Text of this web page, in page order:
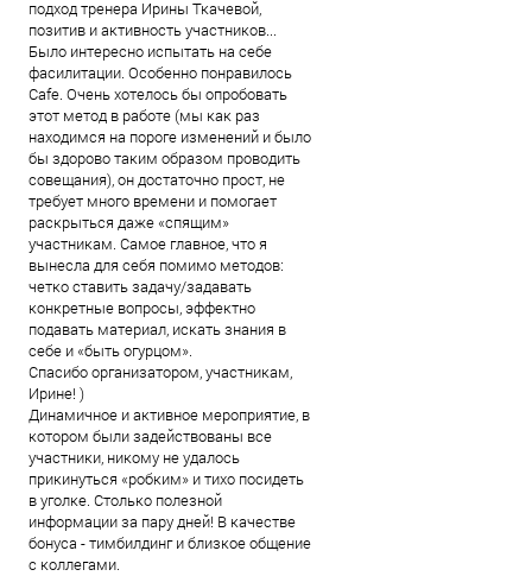
подход тренера Ирины Ткачевой,
позитив и активность участников...
Было интересно испытать на себе
фасилитации. Особенно понравилось
Cafe. Очень хотелось бы опробовать
этот метод в работе (мы как раз
находимся на пороге изменений и было
бы здорово таким образом проводить
совещания), он достаточно прост, не
требует много времени и помогает
раскрыться даже «спящим»
участникам. Самое главное, что я
вынесла для себя помимо методов:
четко ставить задачу/задавать
конкретные вопросы, эффектно
подавать материал, искать знания в
себе и «быть огурцом».
Спасибо организатором, участникам,
Ирине! )
Динамичное и активное мероприятие, в
котором были задействованы все
участники, никому не удалось
прикинуться «робким» и тихо посидеть
в уголке. Столько полезной
информации за пару дней! В качестве
бонуса - тимбилдинг и близкое общение
с коллегами.